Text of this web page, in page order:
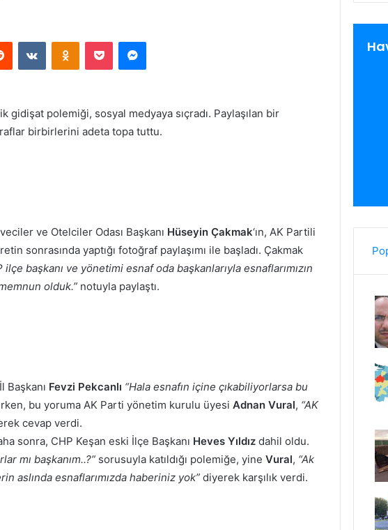
Reddit VKontakteOdnoklassniki
Pocket Messenger
gidişat polemiği, sosyal medyaya sıçradı. Paylaşılan bir
birbirlerini adeta topa tuttu.
ve Otelciler Odası Başkanı Hüseyin Çakmak‘ın, AK Partili
sonrasında yaptığı fotoğraf paylaşımı ile başladı. Çakmak
ilçe başkanı ve yönetimi esnaf oda başkanlarıyla esnaflarımızın
olduk.” notuyla paylaştı.
Başkanı Fevzi Pekcanlı “Hala esnafın içine çıkabiliyorlarsa bu
bu yoruma AK Parti yönetim kurulu üyesi Adnan Vural, “AK
cevap verdi.
sonra, CHP Keşan eski İlçe Başkanı Heves Yıldız dahil oldu.
mı başkanım..?” sorusuyla katıldığı polemiğe, yine Vural, “Ak
aslında esnaflarımızda haberiniz yok” diyerek karşılık verdi.